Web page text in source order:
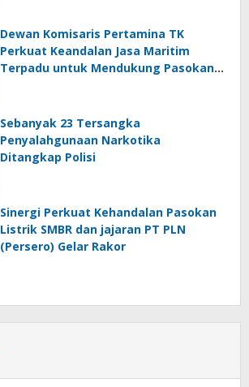
Dewan Komisaris Pertamina TK
Perkuat Keandalan Jasa Maritim
Terpadu untuk Mendukung Pasokan
Sebanyak 23 Tersangka
Penyalahgunaan Narkotika
Ditangkap Polisi
Sinergi Perkuat Kehandalan Pasokan
Listrik SMBR dan jajaran PT PLN
(Persero) Gelar Rakor